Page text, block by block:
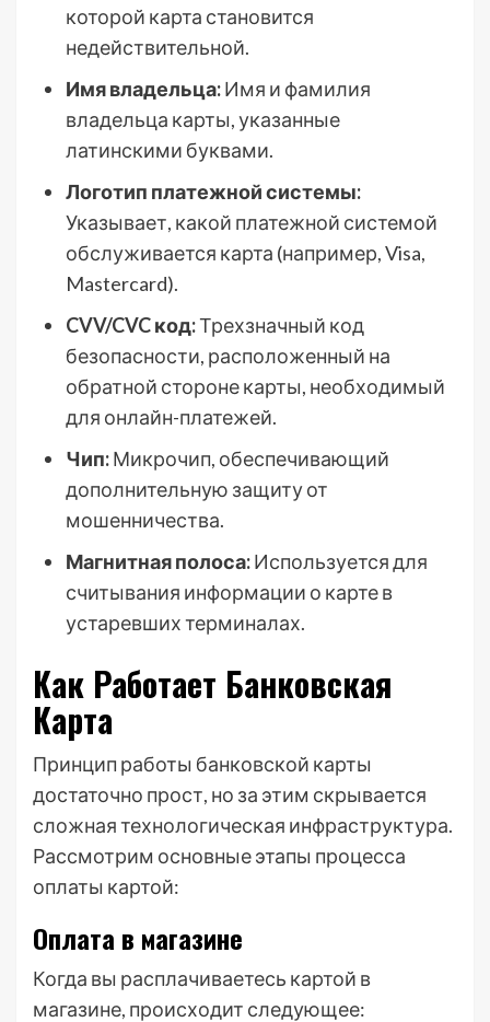
которой карта становится
недействительной.
Имя владельца:Имя и фамилия
владельца карты, указанные
латинскими буквами.
Логотип платежной системы:
Указывает, какой платежной системой
обслуживается карта (например, Visa,
Mastercard).
CVV/CVC код:Трехзначный код
безопасности, расположенный на
обратной стороне карты, необходимый
для онлайн-платежей.
Чип:Микрочип, обеспечивающий
дополнительную защиту от
мошенничества.
Магнитная полоса:Используется для
считывания информации о карте в
устаревших терминалах.
Как Работает Банковская
Карта
Принцип работы банковской карты
достаточно прост, но за этим скрывается
сложная технологическая инфраструктура.
Рассмотрим основные этапы процесса
оплаты картой:
Оплата в магазине
Когда вы расплачиваетесь картой в
магазине, происходит следующее: